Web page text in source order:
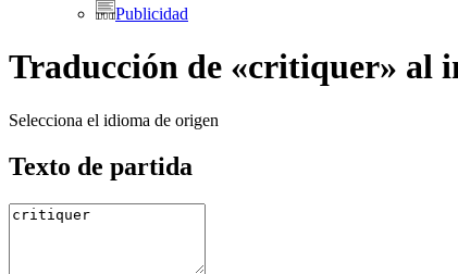
Publicidad
Traducción de «critiquer» al
Selecciona el idioma de origen
Texto de partida